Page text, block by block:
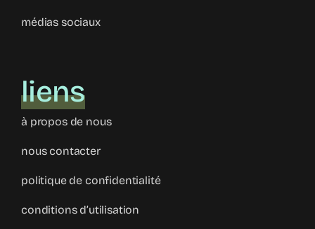
médias sociaux
liens
à propos de nous
nous contacter
politique de confidentialité
conditions d’utilisation